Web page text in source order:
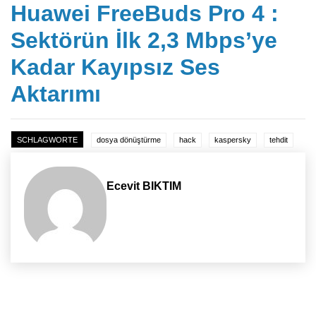
Huawei FreeBuds Pro 4 :
Sektörün İlk 2,3 Mbps’ye
Kadar Kayıpsız Ses
Aktarımı
SCHLAGWORTE dosya dönüştürme hack kaspersky tehdit
Ecevit BIKTIM